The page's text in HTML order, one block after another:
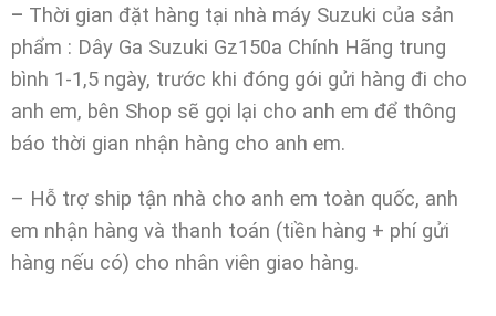
– Thời gian đặt hàng tại nhà máy Suzuki của sản
phẩm : Dây Ga Suzuki Gz150a Chính Hãng trung
bình 1-1,5 ngày, trước khi đóng gói gửi hàng đi cho
anh em, bên Shop sẽ gọi lại cho anh em để thông
báo thời gian nhận hàng cho anh em.
– Hỗ trợ ship tận nhà cho anh em toàn quốc, anh
em nhận hàng và thanh toán (tiền hàng + phí gửi
hàng nếu có) cho nhân viên giao hàng.